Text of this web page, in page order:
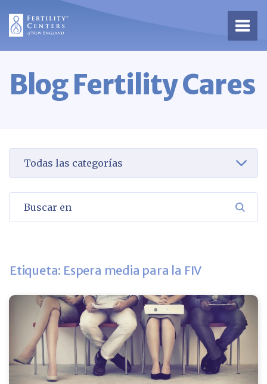
Abrir
Blog Fertility Cares
Etiqueta: Espera media para la FIV